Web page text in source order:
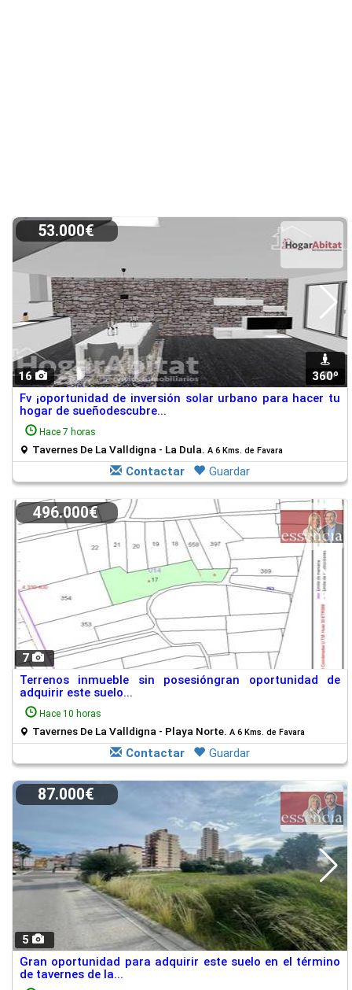
16 1
360º
53.000€
Fv ¡oportunidad de inversión solar urbano para hacer tu
hogar de sueñodescubre...
Hace 7 horas
Tavernes De La Valldigna - La Dula. A 6 Kms. de Favara
Contactar Guardar
7
496.000€
Terrenos inmueble sin posesióngran oportunidad de
adquirir este suelo...
Hace 10 horas
Tavernes De La Valldigna - Playa Norte. A 6 Kms. de Favara
Contactar Guardar
5
87.000€
Gran oportunidad para adquirir este suelo en el término
de tavernes de la...